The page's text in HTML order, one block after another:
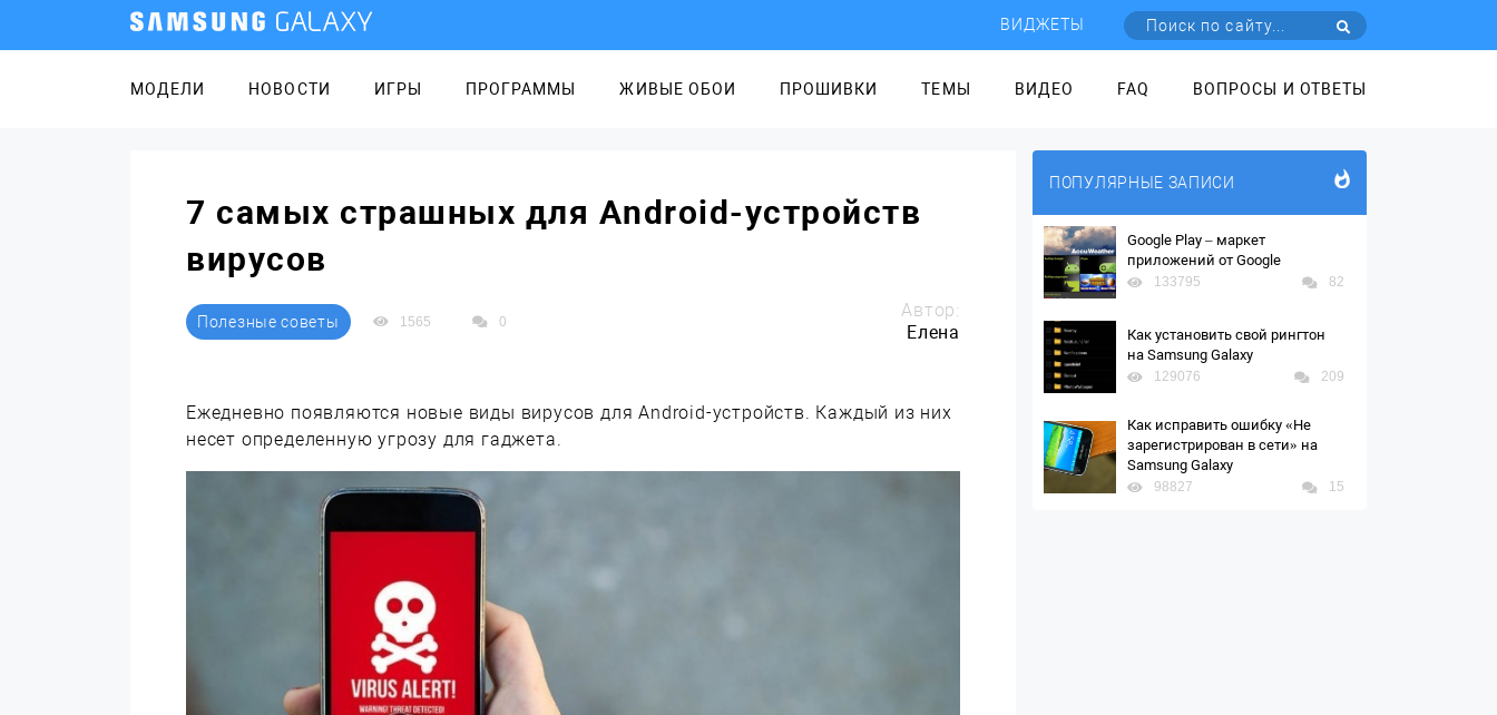
ВИДЖЕТЫ
МОДЕЛИ НОВОСТИ ИГРЫ ПРОГРАММЫ ЖИВЫЕ ОБОИ ПРОШИВКИ ТЕМЫ ВИДЕО FAQ ВОПРОСЫ И ОТВЕТЫ
7 самых страшных для Android-устройств
вирусов
Полезные советы 1565 0
Автор:
Елена
Ежедневно появляются новые виды вирусов для Android-устройств. Каждый из них
несет определенную угрозу для гаджета.
ПОПУЛЯРНЫЕ ЗАПИСИ
Google Play – маркет
приложений от Google
133795 82
Как установить свой рингтон
на Samsung Galaxy
129076 209
Как исправить ошибку «Не
зарегистрирован в сети» на
Samsung Galaxy
98827 15